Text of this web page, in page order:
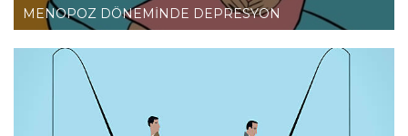
MENOPOZ DÖNEMİNDE DEPRESYON